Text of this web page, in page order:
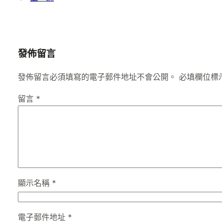
發佈留言
發佈留言必須填寫的電子郵件地址不會公開。 必填欄位
留言 *
顯示名稱 *
電子郵件地址 *